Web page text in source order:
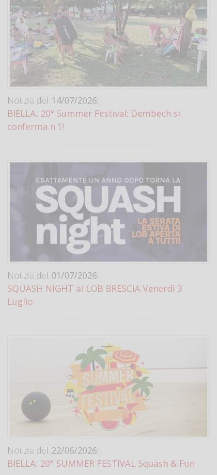
Notizia del 14/07/2026:
BIELLA, 20° Summer Festival: Dembech si
conferma n.1!
Notizia del 01/07/2026:
SQUASH NIGHT al LOB BRESCIA Venerdì 3
Luglio
Notizia del 22/06/2026:
BIELLA: 20° SUMMER FESTIVAL Squash & Fun